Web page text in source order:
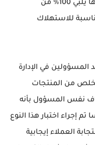
عبواتها الأصلية أو التي لم يعد مظهرها يلبي 100٪ من
للاستهلاك
المسؤولين في الإدارة
من المنتجات
نفس المسؤول بأنه
إجراء اختبار هذا النوع
العملاء إيجابية